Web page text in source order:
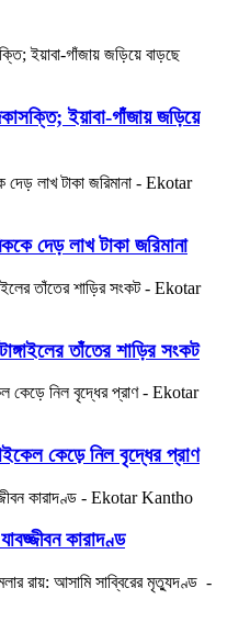
ইয়াবা-গাঁজায় জড়িয়ে
দেড় লাখ টাকা জরিমানা
তাঁতের শাড়ির সংকট
কেড়ে নিল বৃদ্ধের প্রাণ
কারাদণ্ড